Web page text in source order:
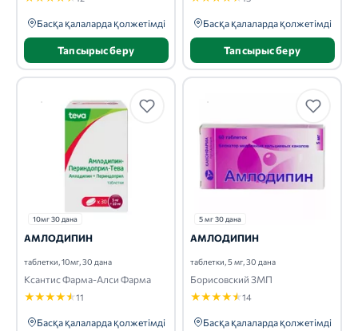
Басқа қалаларда қолжетімді
Тапсырыс беру
Басқа қалаларда қолжетімді
Тапсырыс беру
10мг 30 дана
АМЛОДИПИН
таблетки, 10мг, 30 дана
Ксантис Фарма-Алси Фарма
★★★★★11
Басқа қалаларда қолжетімді
5 мг 30 дана
АМЛОДИПИН
таблетки, 5 мг, 30 дана
Борисовский ЗМП
★★★★★14
Басқа қалаларда қолжетімді